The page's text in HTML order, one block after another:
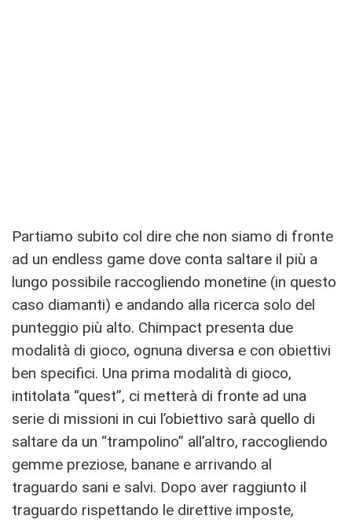
Partiamo subito col dire che non siamo di fronte
ad un endless game dove conta saltare il più a
lungo possibile raccogliendo monetine (in questo
caso diamanti) e andando alla ricerca solo del
punteggio più alto. Chimpact presenta due
modalità di gioco, ognuna diversa e con obiettivi
ben specifici. Una prima modalità di gioco,
intitolata “quest”, ci metterà di fronte ad una
serie di missioni in cui l’obiettivo sarà quello di
saltare da un “trampolino” all’altro, raccogliendo
gemme preziose, banane e arrivando al
traguardo sani e salvi. Dopo aver raggiunto il
traguardo rispettando le direttive imposte,